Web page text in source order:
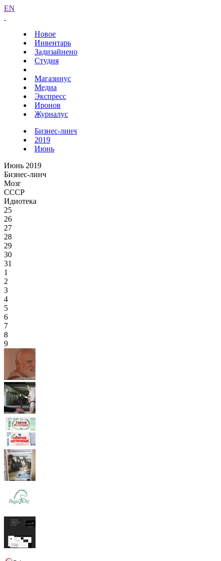
EN
Новое
Инвентарь
Задизайнено
Студия
Магазинус
Медиа
Экспресс
Иронов
Журналус
Бизнес-линч
2019
Июнь
Июнь 2019
Бизнес-линч
Мозг
СССР
Идиотека
25
26
27
28
29
30
31
1
2
3
4
5
6
7
8
9